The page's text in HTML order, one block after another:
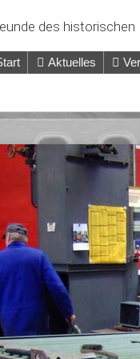
Aktuelles
des historischen